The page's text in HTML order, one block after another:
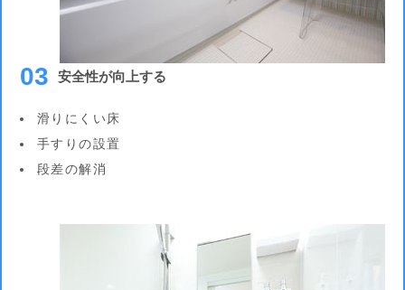
03 安全性が向上する
滑りにくい床
手すりの設置
段差の解消